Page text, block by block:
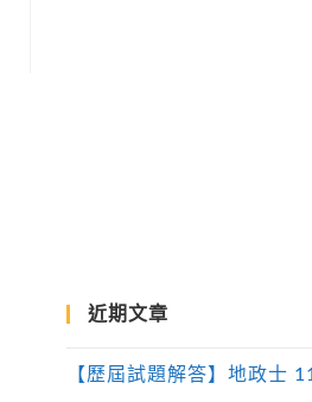
近期文章
【歷屆試題解答】地政士